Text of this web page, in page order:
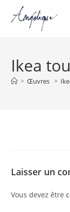
contentIkea
> Œuvres >
Laisser un
Vous devez être